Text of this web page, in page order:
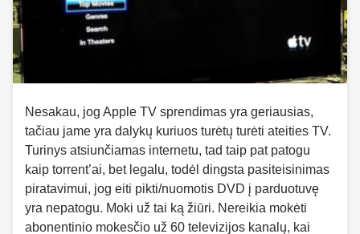
Nesakau, jog Apple TV sprendimas yra geriausias,
tačiau jame yra dalykų kuriuos turėtų turėti ateities TV.
Turinys atsiunčiamas internetu, tad taip pat patogu
kaip torrent’ai, bet legalu, todėl dingsta pasiteisinimas
piratavimui, jog eiti pikti/nuomotis DVD į parduotuvę
yra nepatogu. Moki už tai ką žiūri. Nereikia mokėti
abonentinio mokesčio už 60 televizijos kanalų, kai